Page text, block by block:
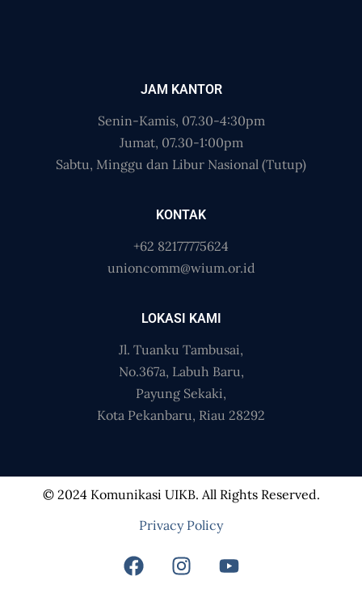
JAM KANTOR
Senin-Kamis, 07.30-4:30pm
Jumat, 07.30-1:00pm
Sabtu, Minggu dan Libur Nasional (Tutup)
KONTAK
+62 82177775624
unioncomm@wium.or.id
LOKASI KAMI
Jl. Tuanku Tambusai,
No.367a, Labuh Baru,
Payung Sekaki,
Kota Pekanbaru, Riau 28292
© 2024 Komunikasi UIKB. All Rights Reserved.
Privacy Policy